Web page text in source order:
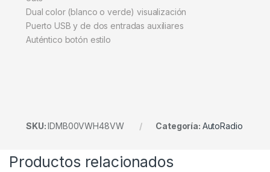
Dual color (blanco o verde) visualización
Puerto USB y de dos entradas auxiliares
Auténtico botón estilo
SKU:IDMB00VWH48VW Categoría: AutoRadio
Productos relacionados